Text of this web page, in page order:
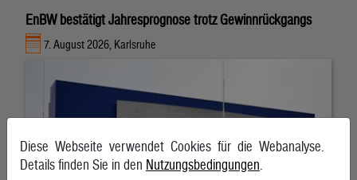
EnBW bestätigt Jahresprognose trotz Gewinnrückgangs
7. August 2026, Karlsruhe
Diese Webseite verwendet Cookies für die Webanalyse.
Details finden Sie in den Nutzungsbedingungen